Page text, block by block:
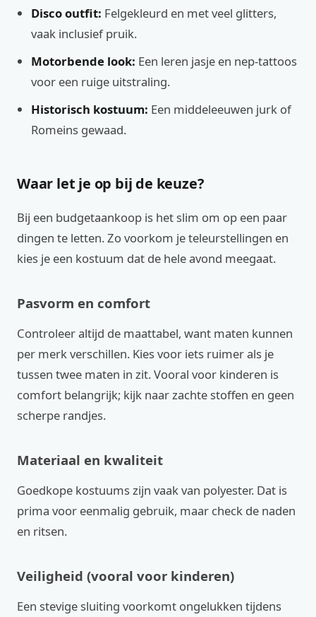
Disco outfit: Felgekleurd en met veel glitters,
vaak inclusief pruik.
Motorbende look: Een leren jasje en nep-tattoos
voor een ruige uitstraling.
Historisch kostuum: Een middeleeuwen jurk of
Romeins gewaad.
Waar let je op bij de keuze?
Bij een budgetaankoop is het slim om op een paar
dingen te letten. Zo voorkom je teleurstellingen en
kies je een kostuum dat de hele avond meegaat.
Pasvorm en comfort
Controleer altijd de maattabel, want maten kunnen
per merk verschillen. Kies voor iets ruimer als je
tussen twee maten in zit. Vooral voor kinderen is
comfort belangrijk; kijk naar zachte stoffen en geen
scherpe randjes.
Materiaal en kwaliteit
Goedkope kostuums zijn vaak van polyester. Dat is
prima voor eenmalig gebruik, maar check de naden
en ritsen.
Veiligheid (vooral voor kinderen)
Een stevige sluiting voorkomt ongelukken tijdens